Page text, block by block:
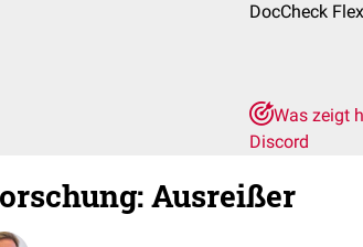
DocCheck
Was zeigt
Discord
:Ausreißer